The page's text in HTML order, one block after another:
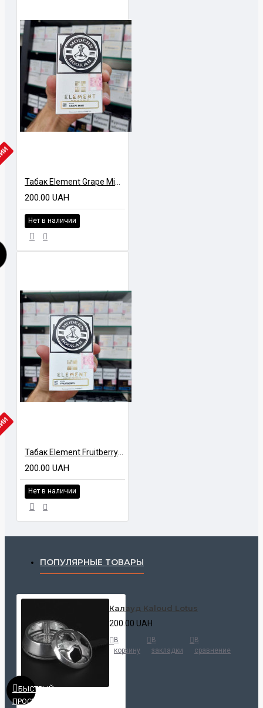
200.00 UAH
Нет в наличии
200.00 UAH
Нет в наличии
ПОПУЛЯРНЫЕ ТОВАРЫ
БЫСТРЫЙ
ПРОСМОТР
Калауд Kaloud Lotus
200.00 UAH
В
корзину
В
закладки
В
сравнение